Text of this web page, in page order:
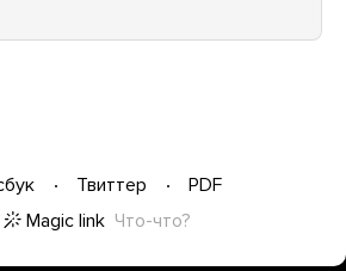
Твиттер
PDF
Magic link Что-что?